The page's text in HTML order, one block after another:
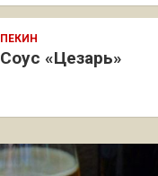
ПЕКИН
Соус «Цезарь»